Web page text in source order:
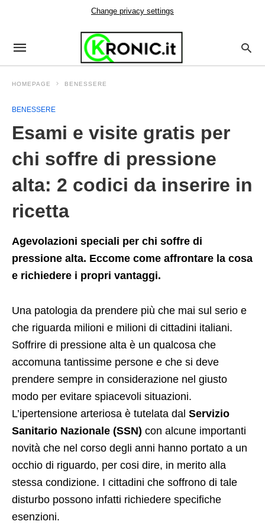
Change privacy settings
HOMEPAGE BENESSERE
BENESSERE
Esami e visite gratis per
chi soffre di pressione
alta: 2 codici da inserire in
ricetta
Agevolazioni speciali per chi soffre di
pressione alta. Eccome come affrontare la cosa
e richiedere i propri vantaggi.
Una patologia da prendere più che mai sul serio e
che riguarda milioni e milioni di cittadini italiani.
Soffrire di pressione alta è un qualcosa che
accomuna tantissime persone e che si deve
prendere sempre in considerazione nel giusto
modo per evitare spiacevoli situazioni.
L’ipertensione arteriosa è tutelata dal Servizio
Sanitario Nazionale (SSN) con alcune importanti
novità che nel corso degli anni hanno portato a un
occhio di riguardo, per cosi dire, in merito alla
stessa condizione. I cittadini che soffrono di tale
disturbo possono infatti richiedere specifiche
esenzioni.